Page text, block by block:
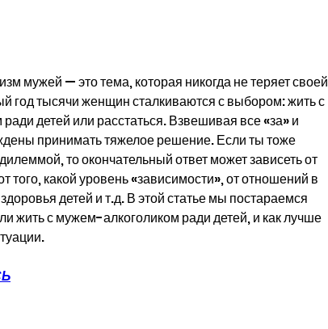
мужей — это тема, которая никогда не теряет своей
год тысячи женщин сталкиваются с выбором: жить с
детей или расстаться. Взвешивая все «за» и
принимать тяжелое решение. Если ты тоже
то окончательный ответ может зависеть от
того, какой уровень «зависимости», от отношений в
детей и т.д. В этой статье мы постараемся
жить с мужем-алкоголиком ради детей, и как лучше